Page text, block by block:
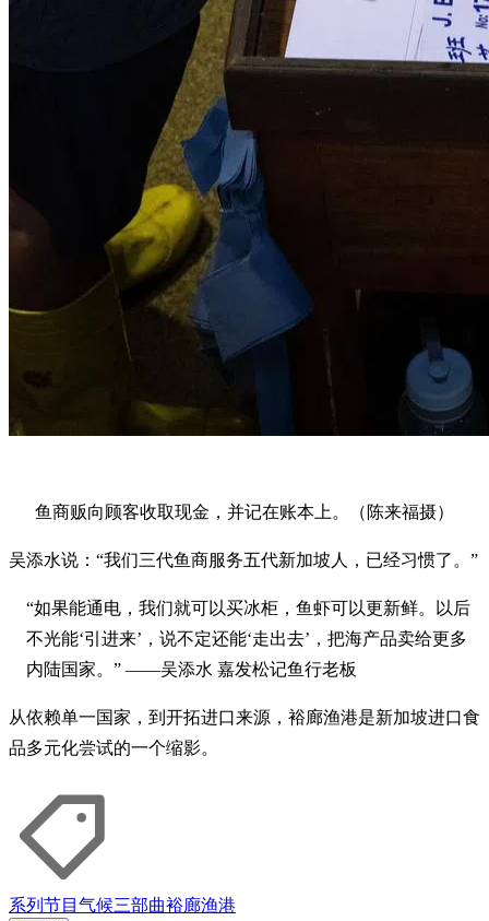
鱼商贩向顾客收取现金，并记在账本上。（陈来福摄）
吴添水说：“我们三代鱼商服务五代新加坡人，已经习惯了。”
“如果能通电，我们就可以买冰柜，鱼虾可以更新鲜。以后
不光能‘引进来’，说不定还能‘走出去’，把海产品卖给更多
内陆国家。” ——吴添水 嘉发松记鱼行老板
从依赖单一国家，到开拓进口来源，裕廊渔港是新加坡进口食
品多元化尝试的一个缩影。
系列节目 气候三部曲裕廊渔港